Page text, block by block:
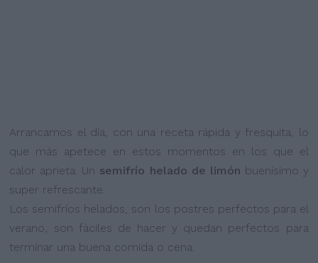
Arrancamos el día, con una receta rápida y fresquita, lo
que más apetece en estos momentos en los que el
calor aprieta. Un semifrío helado de limón buenísimo y
super refrescante.
Los semifríos helados, son los postres perfectos para el
verano, son fáciles de hacer y quedan perfectos para
terminar una buena comida o cena.